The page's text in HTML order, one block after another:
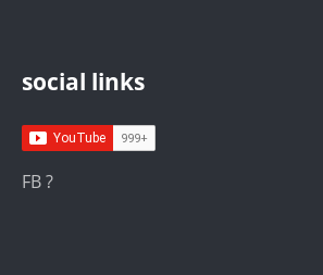
social links
FB ?